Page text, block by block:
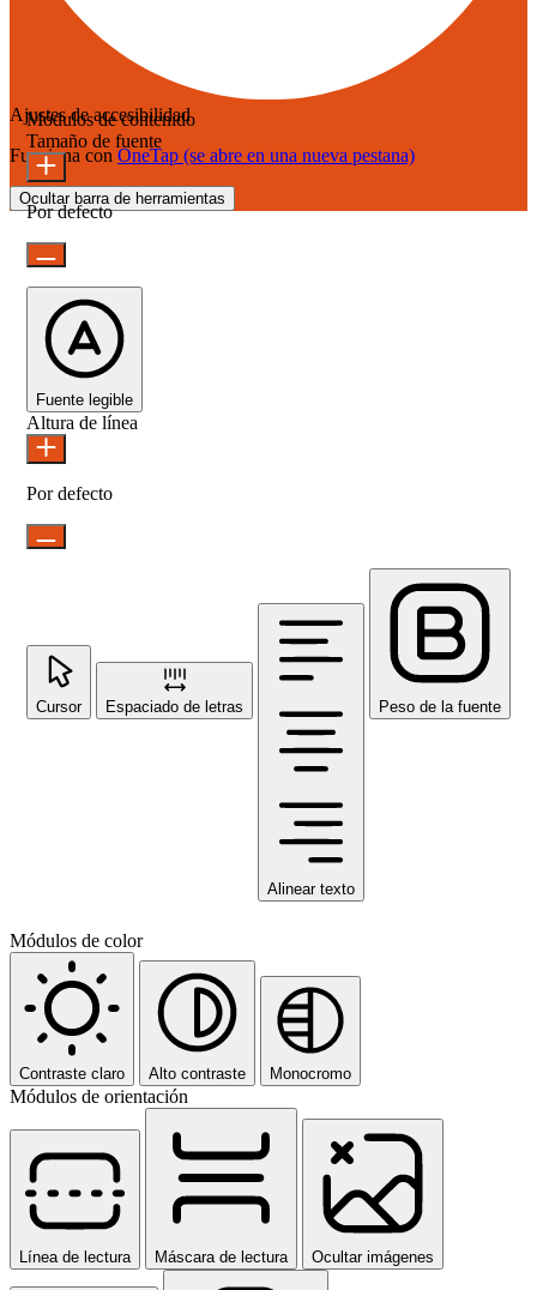
Ajustes de accesibilidad
Funciona con OneTap (se abre en una nueva pestana)
Ocultar barra de herramientas
Módulos de contenido
Tamaño de fuente
Por defecto
Fuente legible
Altura de línea
Por defecto
Cursor Espaciado de letras
Alinear texto
Peso de la fuente
Módulos de color
Contraste claro Alto contraste Monocromo
Módulos de orientación
Línea de lectura Máscara de lectura Ocultar imágenes